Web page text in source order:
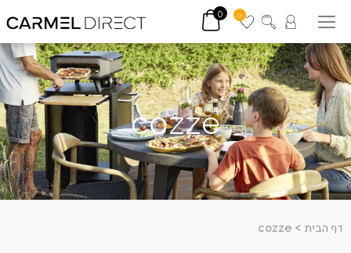
0
0
cozze
דף הבית >
cozze